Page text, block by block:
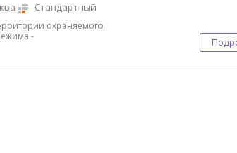
Стандартный
охраняемого
-